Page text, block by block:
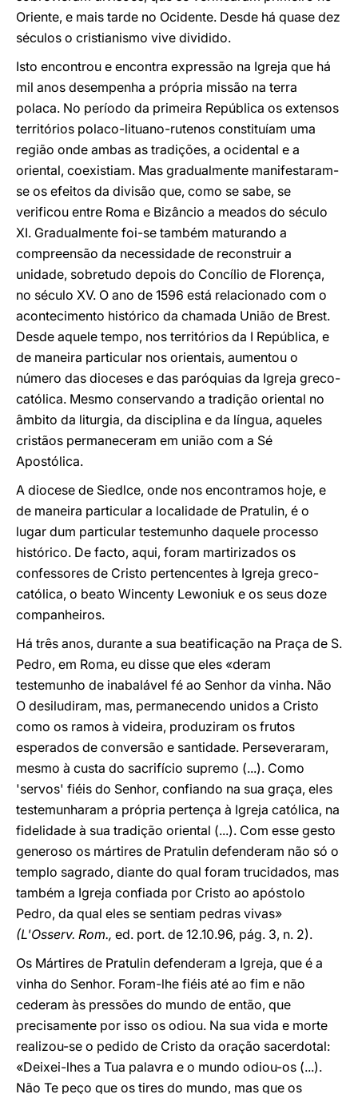
Oriente, e mais tarde no Ocidente. Desde há quase dez
séculos o cristianismo vive dividido.
Isto encontrou e encontra expressão na Igreja que há
mil anos desempenha a própria missão na terra
polaca. No período da primeira República os extensos
territórios polaco-lituano-rutenos constituíam uma
região onde ambas as tradições, a ocidental e a
oriental, coexistiam. Mas gradualmente manifestaram-
se os efeitos da divisão que, como se sabe, se
verificou entre Roma e Bizâncio a meados do século
XI. Gradualmente foi-se também maturando a
compreensão da necessidade de reconstruir a
unidade, sobretudo depois do Concílio de Florença,
no século XV. O ano de 1596 está relacionado com o
acontecimento histórico da chamada União de Brest.
Desde aquele tempo, nos territórios da I República, e
de maneira particular nos orientais, aumentou o
número das dioceses e das paróquias da Igreja greco-
católica. Mesmo conservando a tradição oriental no
âmbito da liturgia, da disciplina e da língua, aqueles
cristãos permaneceram em união com a Sé
Apostólica.
A diocese de Siedlce, onde nos encontramos hoje, e
de maneira particular a localidade de Pratulin, é o
lugar dum particular testemunho daquele processo
histórico. De facto, aqui, foram martirizados os
confessores de Cristo pertencentes à Igreja greco-
católica, o beato Wincenty Lewoniuk e os seus doze
companheiros.
Há três anos, durante a sua beatificação na Praça de S.
Pedro, em Roma, eu disse que eles «deram
testemunho de inabalável fé ao Senhor da vinha. Não
O desiludiram, mas, permanecendo unidos a Cristo
como os ramos à videira, produziram os frutos
esperados de conversão e santidade. Perseveraram,
mesmo à custa do sacrifício supremo (...). Como
'servos' fiéis do Senhor, confiando na sua graça, eles
testemunharam a própria pertença à Igreja católica, na
fidelidade à sua tradição oriental (...). Com esse gesto
generoso os mártires de Pratulin defenderam não só o
templo sagrado, diante do qual foram trucidados, mas
também a Igreja confiada por Cristo ao apóstolo
Pedro, da qual eles se sentiam pedras vivas»
(L'Osserv. Rom., ed. port. de 12.10.96, pág. 3, n. 2).
Os Mártires de Pratulin defenderam a Igreja, que é a
vinha do Senhor. Foram-lhe fiéis até ao fim e não
cederam às pressões do mundo de então, que
precisamente por isso os odiou. Na sua vida e morte
realizou-se o pedido de Cristo da oração sacerdotal:
«Deixei-lhes a Tua palavra e o mundo odiou-os (...).
Não Te peço que os tires do mundo, mas que os